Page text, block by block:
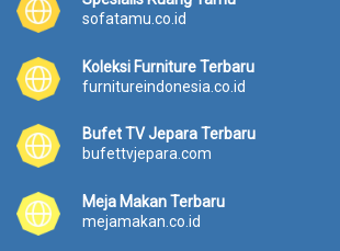
sofatamu.co.id
Koleksi Furniture Terbaru
furnitureindonesia.co.id
Bufet TV Jepara Terbaru
bufettvjepara.com
Meja Makan Terbaru
mejamakan.co.id